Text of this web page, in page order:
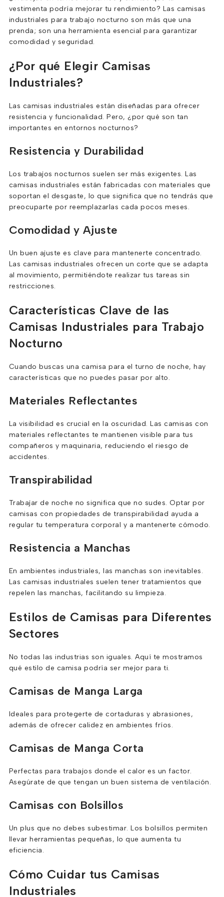
vestimenta podría mejorar tu rendimiento? Las camisas
industriales para trabajo nocturno son más que una
prenda; son una herramienta esencial para garantizar
comodidad y seguridad.
¿Por qué Elegir Camisas
Industriales?
Las camisas industriales están diseñadas para ofrecer
resistencia y funcionalidad. Pero, ¿por qué son tan
importantes en entornos nocturnos?
Resistencia y Durabilidad
Los trabajos nocturnos suelen ser más exigentes. Las
camisas industriales están fabricadas con materiales que
soportan el desgaste, lo que significa que no tendrás que
preocuparte por reemplazarlas cada pocos meses.
Comodidad y Ajuste
Un buen ajuste es clave para mantenerte concentrado.
Las camisas industriales ofrecen un corte que se adapta
al movimiento, permitiéndote realizar tus tareas sin
restricciones.
Características Clave de las
Camisas Industriales para Trabajo
Nocturno
Cuando buscas una camisa para el turno de noche, hay
características que no puedes pasar por alto.
Materiales Reflectantes
La visibilidad es crucial en la oscuridad. Las camisas con
materiales reflectantes te mantienen visible para tus
compañeros y maquinaria, reduciendo el riesgo de
accidentes.
Transpirabilidad
Trabajar de noche no significa que no sudes. Optar por
camisas con propiedades de transpirabilidad ayuda a
regular tu temperatura corporal y a mantenerte cómodo.
Resistencia a Manchas
En ambientes industriales, las manchas son inevitables.
Las camisas industriales suelen tener tratamientos que
repelen las manchas, facilitando su limpieza.
Estilos de Camisas para Diferentes
Sectores
No todas las industrias son iguales. Aquí te mostramos
qué estilo de camisa podría ser mejor para ti.
Camisas de Manga Larga
Ideales para protegerte de cortaduras y abrasiones,
además de ofrecer calidez en ambientes fríos.
Camisas de Manga Corta
Perfectas para trabajos donde el calor es un factor.
Asegúrate de que tengan un buen sistema de ventilación.
Camisas con Bolsillos
Un plus que no debes subestimar. Los bolsillos permiten
llevar herramientas pequeñas, lo que aumenta tu
eficiencia.
Cómo Cuidar tus Camisas
Industriales